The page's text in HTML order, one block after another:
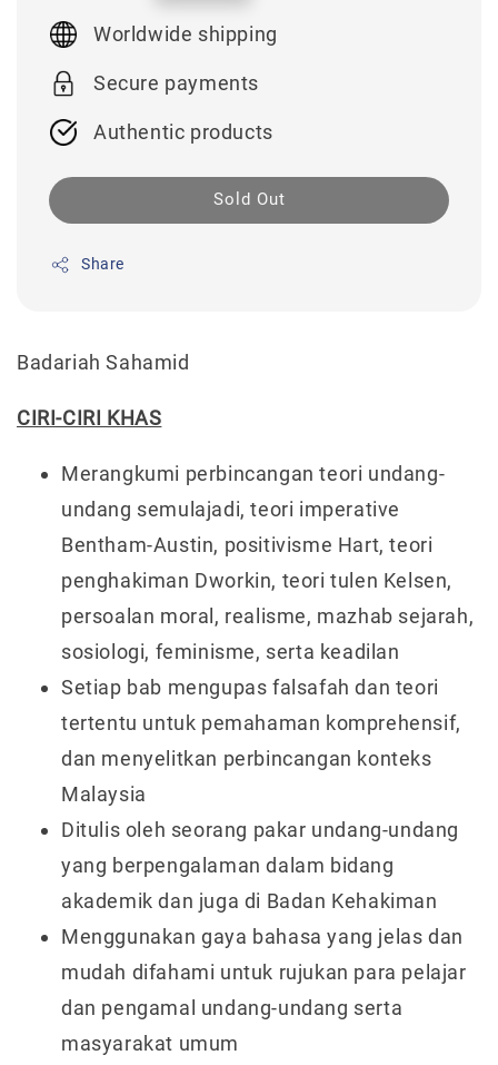
Worldwide shipping
Secure payments
Authentic products
Sold Out
Share
Badariah Sahamid
CIRI-CIRI KHAS
Merangkumi perbincangan teori undang-
undang semulajadi, teori imperative
Bentham-Austin, positivisme Hart, teori
penghakiman Dworkin, teori tulen Kelsen,
persoalan moral, realisme, mazhab sejarah,
sosiologi, feminisme, serta keadilan
Setiap bab mengupas falsafah dan teori
tertentu untuk pemahaman komprehensif,
dan menyelitkan perbincangan konteks
Malaysia
Ditulis oleh seorang pakar undang-undang
yang berpengalaman dalam bidang
akademik dan juga di Badan Kehakiman
Menggunakan gaya bahasa yang jelas dan
mudah difahami untuk rujukan para pelajar
dan pengamal undang-undang serta
masyarakat umum